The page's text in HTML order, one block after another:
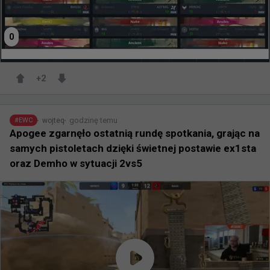
+2
#EWC wojteq godzinę temu
Apogee zgarnęło ostatnią rundę spotkania, grając na
samych pistoletach dzięki świetnej postawie ex1sta
oraz Demho w sytuacji 2vs5
0